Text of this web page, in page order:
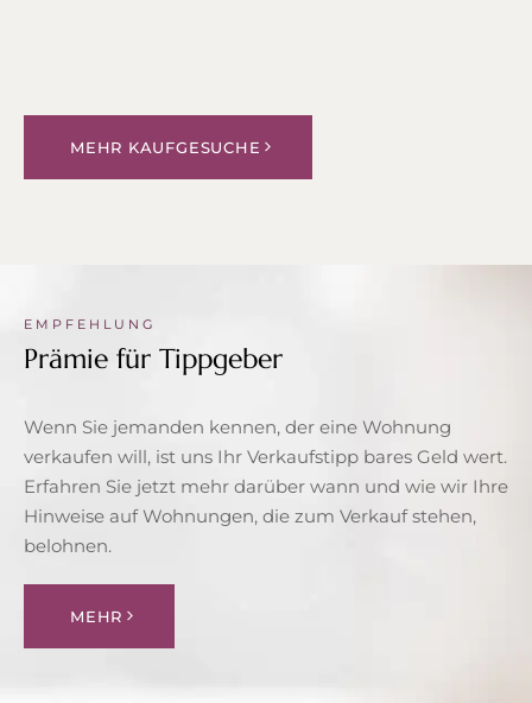
MEHR KAUFGESUCHE
EMPFEHLUNG
Prämie für Tippgeber
Wenn Sie jemanden kennen, der eine Wohnung
verkaufen will, ist uns Ihr Verkaufstipp bares Geld wert.
Erfahren Sie jetzt mehr darüber wann und wie wir Ihre
Hinweise auf Wohnungen, die zum Verkauf stehen,
belohnen.
MEHR